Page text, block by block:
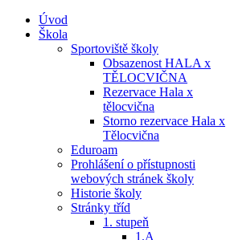
Úvod
Škola
Sportoviště školy
Obsazenost HALA x
TĚLOCVIČNA
Rezervace Hala x
tělocvična
Storno rezervace Hala x
Tělocvična
Eduroam
Prohlášení o přístupnosti
webových stránek školy
Historie školy
Stránky tříd
1. stupeň
1.A